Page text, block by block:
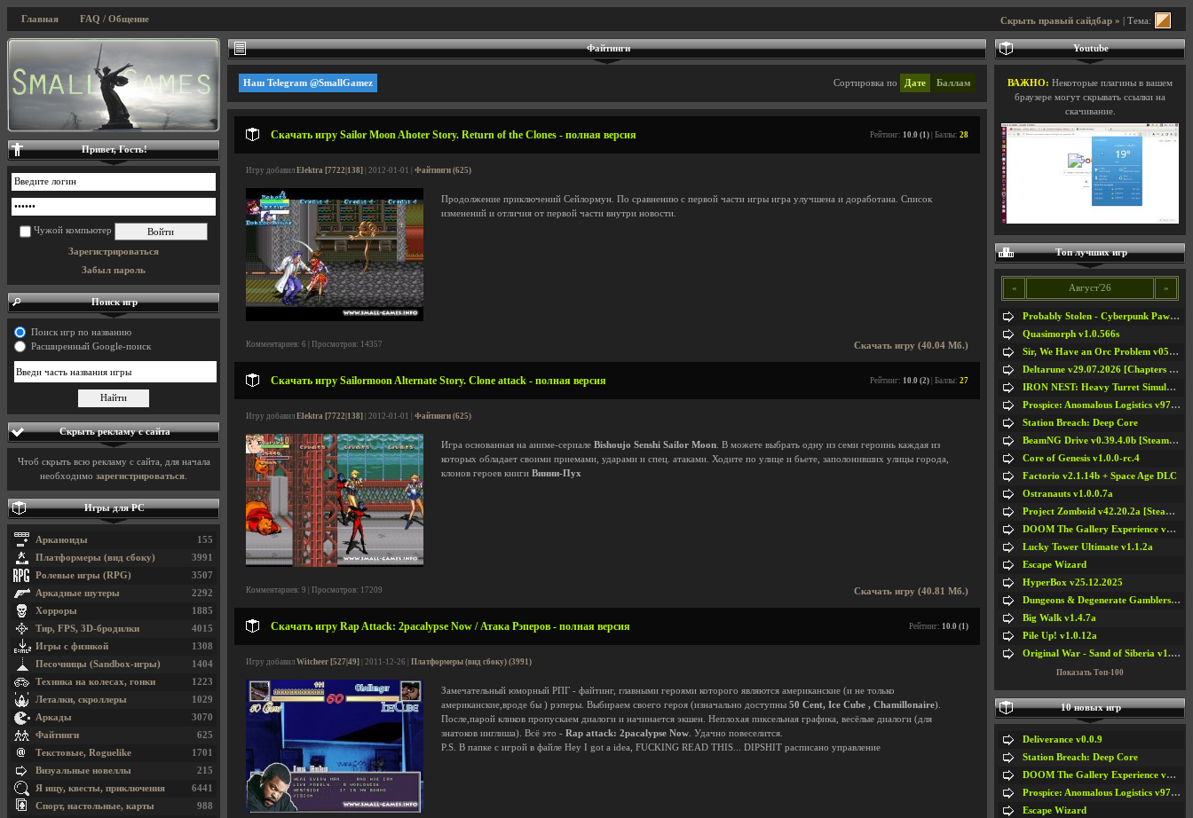
Скрыть правый сайдбар » | Тема:
Главная FAQ / Общение
Файтинги
Сортировка по Дате Баллам
Наш Telegram @SmallGamez
Скачать игру Sailor Moon Ahoter Story. Return of the Clones - полная версия Рейтинг: 10.0 (1) | Баллы: 28
Игру добавил Elektra [7722|138] | 2012-01-01 | Файтинги (625)
Продолжение приключений Сейлормун. По сравнению с первой части игры игра улучшена и доработана. Список
изменений и отличия от первой части внутри новости.
Скачать игру (40.04 Мб.)
Комментариев: 6 | Просмотров: 14357
Скачать игру Sailormoon Alternate Story. Clone attack - полная версия Рейтинг: 10.0 (2) | Баллы: 27
Игру добавил Elektra [7722|138] | 2012-01-01 | Файтинги (625)
Игра основанная на аниме-сериале Bishoujo Senshi Sailor Moon . В можете выбрать одну из семи героинь каждая из
которых обладает своими приемами, ударами и спец. атаками. Ходите по улице и бьете, заполонивших улицы города,
клонов героев книги Винни-Пух
Скачать игру (40.81 Мб.)
Комментариев: 9 | Просмотров: 17209
Скачать игру Rap Attack: 2pacalypse Now / Атака Рэперов - полная версия Рейтинг: 10.0 (1)
Игру добавил Witcheer [527|49] | 2011-12-26 | Платформеры (вид сбоку) (3991)
Замечательный юморный РПГ - файтинг, главными героями которого являются американские (и не только
американские,вроде бы ) рэперы. Выбираем своего героя (изначально доступны 50 Cent, Ice Cube , Chamillonaire).
После,парой кликов пропускаем диалоги и начинается экшен. Неплохая пиксельная графика, весёлые диалоги (для
знатоков инглиша). Всё это - Rap attack: 2pacalypse Now . Удачно повеселится.
P.S. В папке с игрой в файле Hey I got a idea, FUCKING READ THIS... DIPSHIT расписано управление
Привет, Гость!
Чужой компьютер
Зарегистрироваться
Забыл пароль
Поиск игр
Поиск игр по названию
Расширенный Google-поиск
Скрыть рекламу с сайта
Чтоб скрыть всю рекламу с сайта, для начала
необходимо зарегистрироваться
Игры для PC
155
Арканоиды
3991
Платформеры (вид сбоку)
3507
Ролевые игры (RPG)
2292
Аркадные шутеры
1885
Хорроры
4015
Тир, FPS, 3D-бродилки
1308
Игры с физикой
1404
Песочницы (Sandbox-игры)
1223
Техника на колесах, гонки
1029
Леталки, скроллеры
3070
Аркады
625
Файтинги
1701
Текстовые, Roguelike
215
Визуальные новеллы
6441
Я ищу, квесты, приключения
988
Спорт, настольные, карты
Youtube
ВАЖНО: Некоторые плагины в вашем
браузере могут скрывать ссылки на
скачивание.
Топ лучших игр
« Август'26 »
Probably Stolen - Cyberpunk Pawnshop Simulator v048c [Playtest]
Quasimorph v1.0.566s
Sir, We Have an Orc Problem v05.08.2026
Deltarune v29.07.2026 [Chapters 1-5] / + RUS [Chapters 1-5]
IRON NEST: Heavy Turret Simulator v1.0a
Prospice: Anomalous Logistics v97 [Playtest]
Station Breach: Deep Core
BeamNG Drive v0.39.4.0b [Steam Early Access]
Core of Genesis v1.0.0-rc.4
Factorio v2.1.14b + Space Age DLC
Ostranauts v1.0.0.7a
Project Zomboid v42.20.2a [Steam Early Access]
DOOM The Gallery Experience v1.4.2
Lucky Tower Ultimate v1.1.2a
Escape Wizard
HyperBox v25.12.2025
Dungeons & Degenerate Gamblers v2.0.2a
Big Walk v1.4.7a
Pile Up! v1.0.12a
Original War - Sand of Siberia v1.6.30
Показать Топ-100
10 новых игр
Deliverance v0.0.9
Station Breach: Deep Core
DOOM The Gallery Experience v1.4.2
Prospice: Anomalous Logistics v97 [Playtest]
Escape Wizard